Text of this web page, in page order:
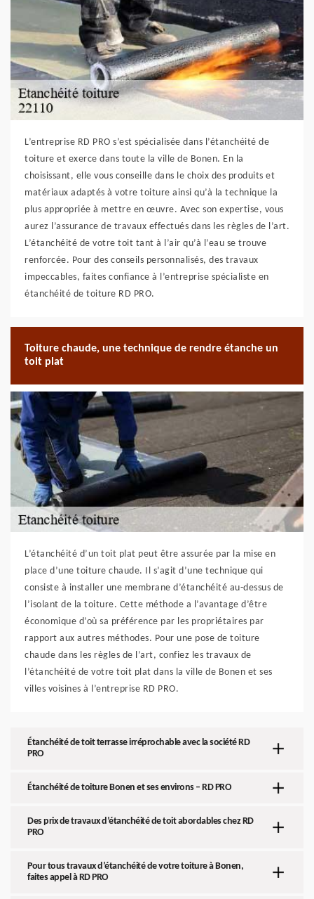
L’entreprise RD PRO s’est spécialisée dans l’étanchéité de
toiture et exerce dans toute la ville de Bonen. En la
choisissant, elle vous conseille dans le choix des produits et
matériaux adaptés à votre toiture ainsi qu’à la technique la
plus appropriée à mettre en œuvre. Avec son expertise, vous
aurez l’assurance de travaux effectués dans les règles de l’art.
L’étanchéité de votre toit tant à l’air qu’à l’eau se trouve
renforcée. Pour des conseils personnalisés, des travaux
impeccables, faites confiance à l’entreprise spécialiste en
étanchéité de toiture RD PRO.
Toiture chaude, une technique de rendre étanche un
toit plat
L’étanchéité d’un toit plat peut être assurée par la mise en
place d’une toiture chaude. Il s’agit d’une technique qui
consiste à installer une membrane d’étanchéité au-dessus de
l’isolant de la toiture. Cette méthode a l’avantage d’être
économique d’où sa préférence par les propriétaires par
rapport aux autres méthodes. Pour une pose de toiture
chaude dans les règles de l’art, confiez les travaux de
l’étanchéité de votre toit plat dans la ville de Bonen et ses
villes voisines à l’entreprise RD PRO.
Étanchéité de toit terrasse irréprochable avec la société RD
PRO
Étanchéité de toiture Bonen et ses environs – RD PRO
Des prix de travaux d’étanchéité de toit abordables chez RD
PRO
Pour tous travaux d’étanchéité de votre toiture à Bonen,
faites appel à RD PRO